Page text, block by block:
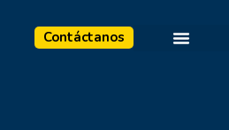
Contáctanos